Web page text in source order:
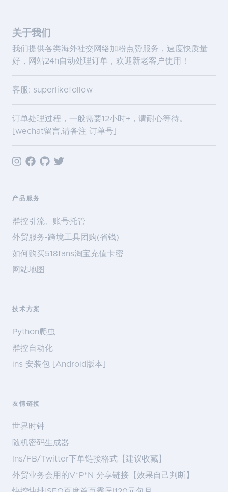
关于我们
我们提供各类海外社交网络加粉点赞服务，速度快质量
好，网站24h自动处理订单，欢迎新老客户使用！
客服: superlikefollow
订单处理过程，一般需要12小时+，请耐心等待。
[wechat留言,请备注 订单号]
产品服务
群控引流、账号托管
外贸服务-跨境工具团购(省钱)
如何购买518fans淘宝充值卡密
网站地图
技术方案
Python爬虫
群控自动化
ins 安装包 [Android版本]
友情链接
世界时钟
随机密码生成器
Ins/FB/Twitter下单链接格式【建议收藏】
外贸业务会用的V*P*N 分享链接【效果自己判断】